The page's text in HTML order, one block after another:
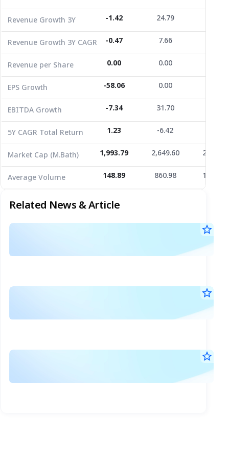
EPS Growth
-58.06 0.00
EBITDA Growth
-7.34 31.70
199.49
5Y CAGR Total Return
Market Cap (M.Bath)
1,993.79 2,649.60
Average Volume
148.89 860.98
Revenue Growth 3Y -1.42 24.79
Revenue Growth 3Y CAGR -0.47 7.66
Revenue per Share 0.00 0.00
EPS Growth -58.06 0.00
EBITDA Growth -7.34 31.70
5Y CAGR Total Return 1.23 -6.42
Market Cap (M.Bath) 1,993.79 2,649.60
Average Volume 148.89 860.98
Related News & Article
star_border
star_border
star_border